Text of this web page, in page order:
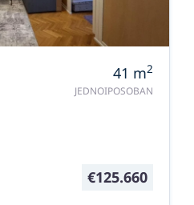
41 m2
JEDNOIPOSOBAN
€125.660